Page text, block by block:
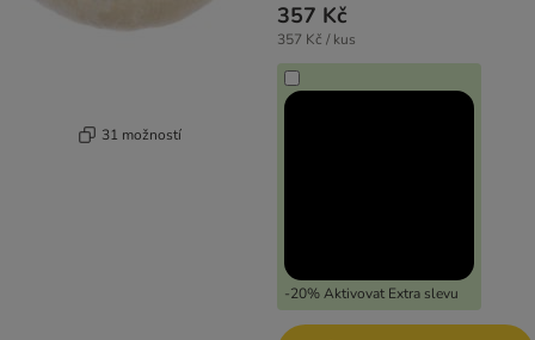
31 možností
357 Kč
357 Kč / kus
-20% Aktivovat Extra slevu